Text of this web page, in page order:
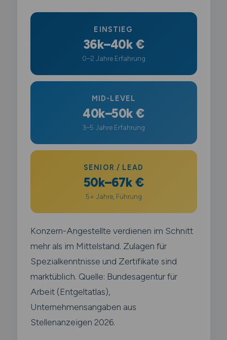
EINSTIEG
36k–40k €
0–2 Jahre Erfahrung
MID-LEVEL
40k–50k €
3–5 Jahre Erfahrung
SENIOR / LEAD
50k–67k €
5+ Jahre, Führung
Konzern-Angestellte verdienen im Schnitt
mehr als im Mittelstand. Zulagen für
Spezialkenntnisse und Zertifikate sind
marktüblich. Quelle: Bundesagentur für
Arbeit (Entgeltatlas),
Unternehmensangaben aus
Stellenanzeigen 2026.